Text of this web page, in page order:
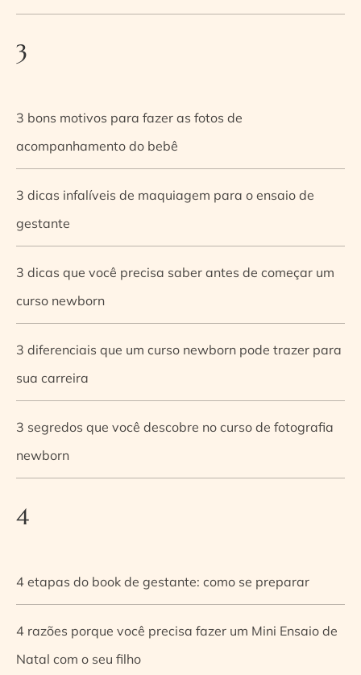
3
3 bons motivos para fazer as fotos de
acompanhamento do bebê
3 dicas infalíveis de maquiagem para o ensaio de
gestante
3 dicas que você precisa saber antes de começar um
curso newborn
3 diferenciais que um curso newborn pode trazer para
sua carreira
3 segredos que você descobre no curso de fotografia
newborn
4
4 etapas do book de gestante: como se preparar
4 razões porque você precisa fazer um Mini Ensaio de
Natal com o seu filho